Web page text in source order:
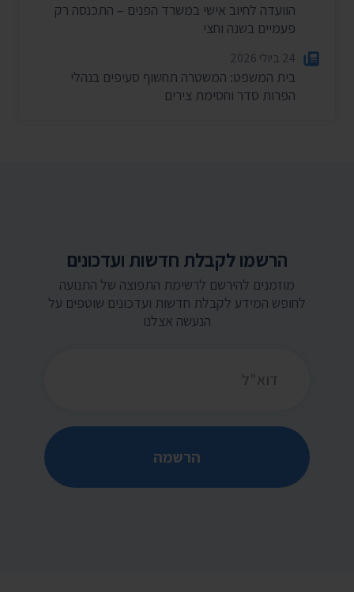
הוועדה לחיוב אישי במשרד הפנים – התכנסה רק
פעמיים בשנה וחצי
24 ביולי 2026
בית המשפט: המשטרה תחשוף סעיפים בנהלי
הפרות סדר וחסימת צירים
הרשמו לקבלת חדשות ועדכונים
מוזמנים להירשם לרשימת התפוצה של התנועה
לחופש המידע לקבלת חדשות ועדכונים שוטפים על
הנעשה אצלנו
הרשמה